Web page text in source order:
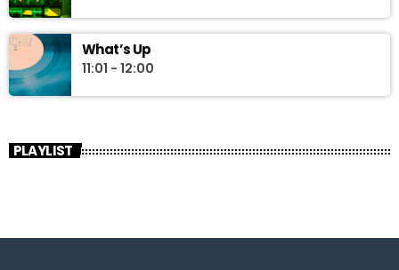
What’s Up
11:01 - 12:00
PLAYLIST